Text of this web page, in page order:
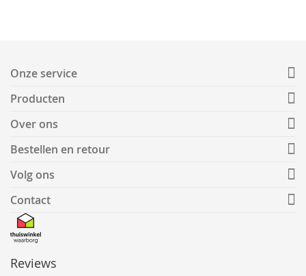
Onze service
Producten
Over ons
Bestellen en retour
Volg ons
Contact
Reviews